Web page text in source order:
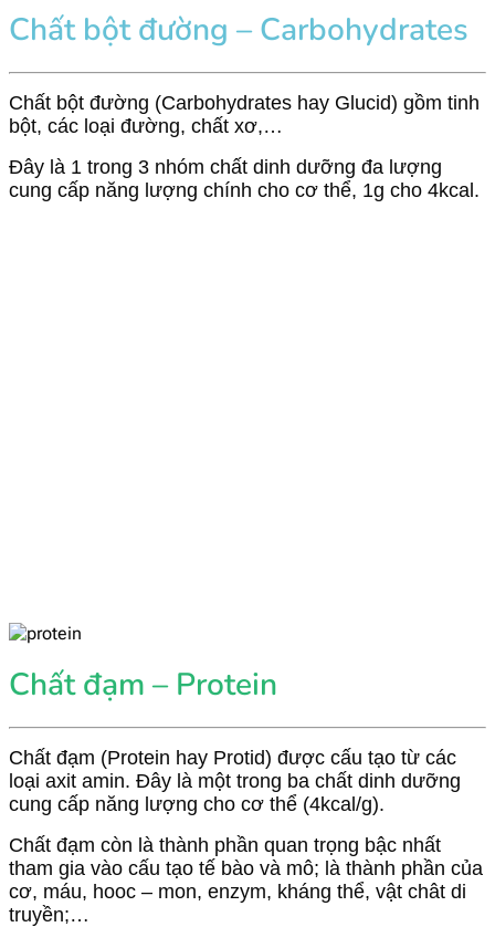
Chất bột đường –Carbohydrates
Chất bột đường (Carbohydrates hay Glucid) gồm tinh
bột, các loại đường, chất xơ,…
Đây là 1 trong 3 nhóm chất dinh dưỡng đa lượng
cung cấp năng lượng chính cho cơ thể, 1g cho 4kcal.
Chất đạm – Protein
Chất đạm (Protein hay Protid) được cấu tạo từ các
loại axit amin. Đây là một trong ba chất dinh dưỡng
cung cấp năng lượng cho cơ thể (4kcal/g).
Chất đạm còn là thành phần quan trọng bậc nhất
tham gia vào cấu tạo tế bào và mô; là thành phần của
cơ, máu, hooc – mon, enzym, kháng thể, vật chât di
truyền;…